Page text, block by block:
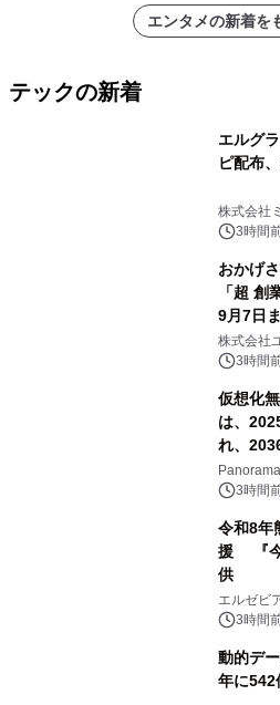
エンタメの新着を
テックの新着
エルグ
ピ配布
株式会社
3時間
おかげ
「超 創
9月7日
ゲーミ
対象
相当を還
株式会社
3時間
仮想化
は、
れ、
すると
（2026
3時間
令和8年
援 『今
供
エルゼビ
3時間
動的デ
年に542